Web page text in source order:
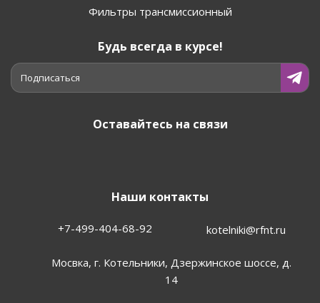
Фильтры трансмиссионный
Будь всегда в курсе!
Подписаться
Оставайтесь на связи
Наши контакты
+7-499-404-68-92 kotelniki@rfnt.ru
Мосвка, г. Котельники, Дзержинское шоссе, д.
14